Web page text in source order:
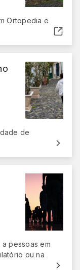
Ortopedia e
de
pessoas em
ou na